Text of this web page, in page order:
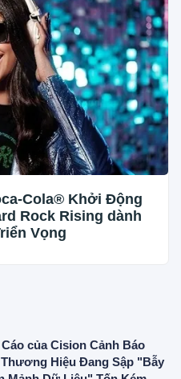
Cola® Khởi Động
Rock Rising dành
Vọng
của Cision Cảnh Báo
Hiệu Đang Sập "Bẫy